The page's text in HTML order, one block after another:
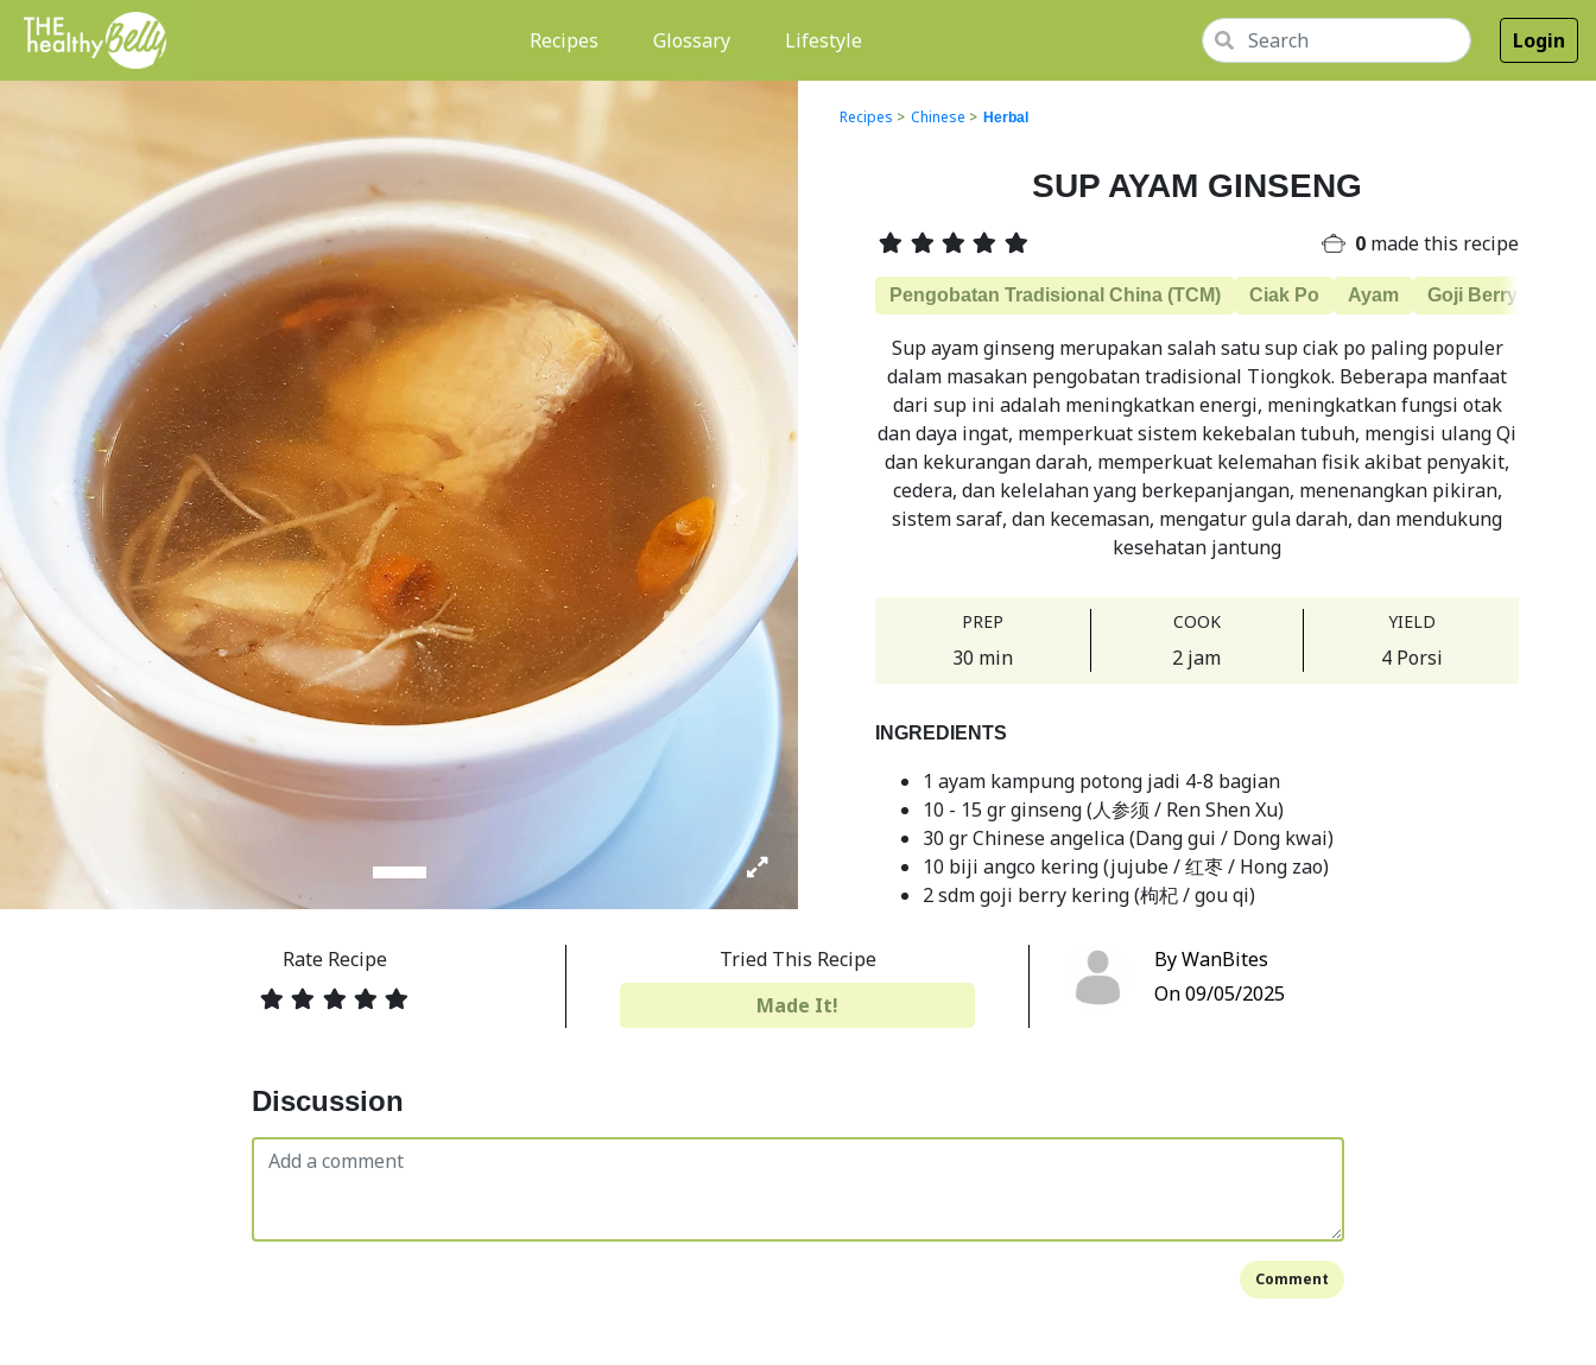
Recipes (current)Glossary Lifestyle Login
Previous
Recipes > Chinese > Herbal
SUP AYAM GINSENG
0 made this recipe
Pengobatan Tradisional China (TCM) Ciak Po Ayam Goji Berry
Sup ayam ginseng merupakan salah satu sup ciak po paling populer
dalam masakan pengobatan tradisional Tiongkok. Beberapa manfaat
dari sup ini adalah meningkatkan energi, meningkatkan fungsi otak
dan daya ingat, memperkuat sistem kekebalan tubuh, mengisi ulang Qi
dan kekurangan darah, memperkuat kelemahan fisik akibat penyakit,
cedera, dan kelelahan yang berkepanjangan, menenangkan pikiran,
sistem saraf, dan kecemasan, mengatur gula darah, dan mendukung
kesehatan jantung
PREP
30 min
COOK
2 jam
YIELD
4 Porsi
INGREDIENTS
1 ayam kampung potong jadi 4-8 bagian
10 - 15 gr ginseng (人参须 / Ren Shen Xu)
30 gr Chinese angelica (Dang gui / Dong kwai)
10 biji angco kering (jujube / 红枣 / Hong zao)
2 sdm goji berry kering (枸杞 / gou qi)
Gula dan Garam secukupnya
BAHAN MARINASI AYAM:
Sedikit minyak wijen
berminyak.
Potong ayam menjadi 4-8 bagian dan marinasi dengan sedikit
Rate Recipe
Tried This Recipe
Made It!
By WanBites
On 09/05/2025
Discussion
Comment